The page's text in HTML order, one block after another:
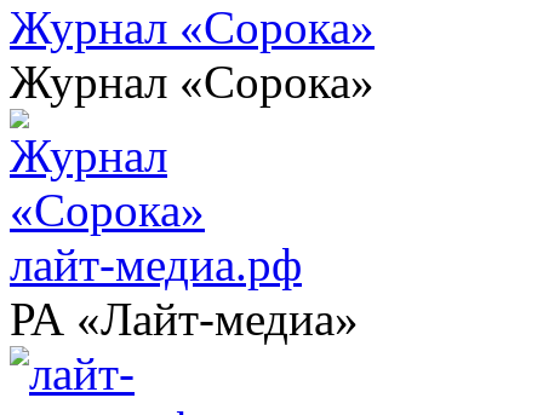
Журнал «Сорока»
Журнал «Сорока»
лайт-медиа.рф
РА «Лайт-медиа»